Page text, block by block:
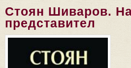
Стоян Шиваров.
представител